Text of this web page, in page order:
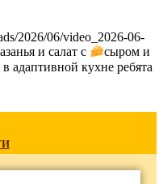
2026/06/video_2026-06-
и салат с
сыром и
адаптивной кухне ребята